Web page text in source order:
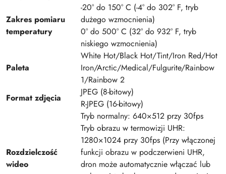
Zakres pomiaru
temperatury
-20° do 150° C (-4° do 302° F, tryb
dużego wzmocnienia)
0° do 500° C (32° do 932° F, tryb
niskiego wzmocnienia)
Paleta
White Hot/Black Hot/Tint/Iron Red/Hot
Iron/Arctic/Medical/Fulgurite/Rainbow
1/Rainbow 2
Format zdjęcia
JPEG (8-bitowy)
R-JPEG (16-bitowy)
Rozdzielczość
wideo
Tryb normalny: 640×512 przy 30fps
Tryb obrazu w termowizji UHR:
1280×1024 przy 30fps (Przy włączonej
funkcji obrazu w podczerwieni UHR,
dron może automatycznie włączać lub